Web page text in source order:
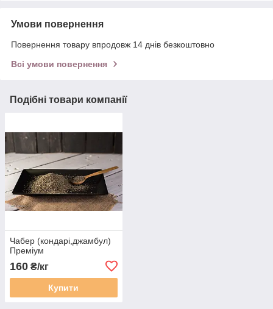
Умови повернення
Повернення товару впродовж 14 днів безкоштовно
Всі умови повернення
Подібні товари компанії
Чабер (кондарі,джамбул)
Преміум
160 ₴/кг
Купити